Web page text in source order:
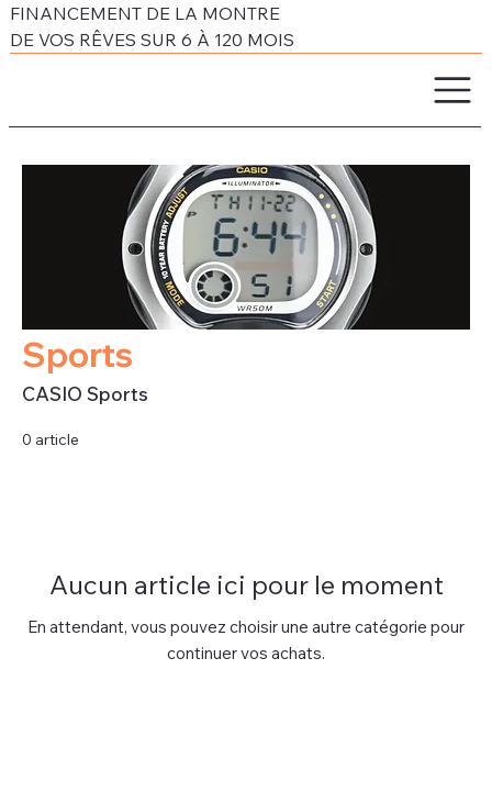
FINANCEMENT DE LA MONTRE
DE VOS RÊVES SUR 6 À 120 MOIS
Sports
CASIO Sports
0 article
Aucun article ici pour le moment
En attendant, vous pouvez choisir une autre catégorie pour
continuer vos achats.